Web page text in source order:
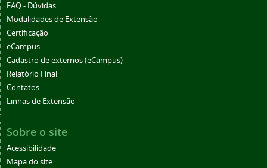
FAQ - Dúvidas
Modalidades de Extensão
Certificação
eCampus
Cadastro de externos (eCampus)
Relatório Final
Contatos
Linhas de Extensão
Sobre o site
Acessibilidade
Mapa do site